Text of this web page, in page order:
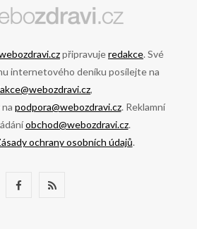
připravujeredakce. Své
internetového deníku posílejte na
,
podpora@webozdravi.cz. Reklamní
obchod@webozdravi.cz.
ochrany osobních údajů.
R